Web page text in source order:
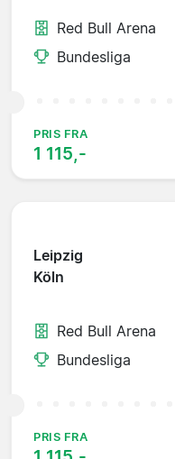
Red Bull Arena
Bundesliga
PRIS FRA
1 115,-
Leipzig
Köln
Red Bull Arena
Bundesliga
PRIS FRA